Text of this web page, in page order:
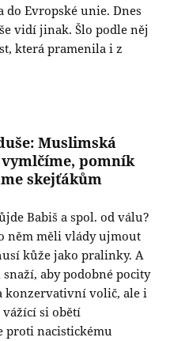
do Evropské unie. Dnes
vidí jinak. Šlo podle něj
která pramenila i z
Muslimská
pomník
skejťákům
Babiš a spol. od válu?
něm měli vlády ujmout
kůže jako pralinky. A
aby podobné pocity
konzervativní volič, ale i
si obětí
proti nacistickému